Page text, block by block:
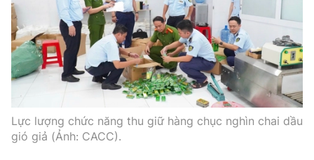
Nhà thầu
Mời thầu - Đấu thầu
Thi viết về GTVT
Gương sáng giao thông
Âm nhạc
Hậu trường sao
360 độ thể thao
Sản phẩm mới
Tư vấn
Thế giới
Thời sự Quốc tế
Hồ sơ tài liệu
Thế giới giao thông
Thế giới xây dựng
Đi ++
Du lịch
Khám phá
Lối sống
Video
Thời sự
Lực lượng chức năng thu giữ hàng chục nghìn chai dầu
gió giả (Ảnh: CACC).